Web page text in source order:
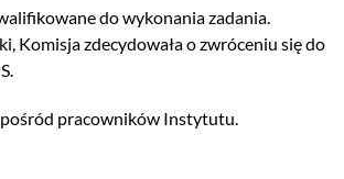
do wykonania zadania.
Komisja zdecydowała o zwróceniu się do
pracowników Instytutu.